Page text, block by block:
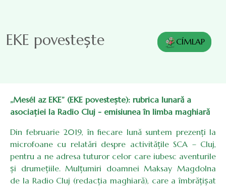
EKE povestește CÍMLAP
„Mesél az EKE” (EKE povestește): rubrica lunară a
asociației la Radio Cluj - emisiunea în limba maghiară
Din februarie 2019, în fiecare lună suntem prezenți la
microfoane cu relatări despre activitățile SCA – Cluj,
pentru a ne adresa tuturor celor care iubesc aventurile
și drumețiile. Mulțumiri doamnei Maksay Magdolna
de la Radio Cluj (redacția maghiară), care a îmbrățișat